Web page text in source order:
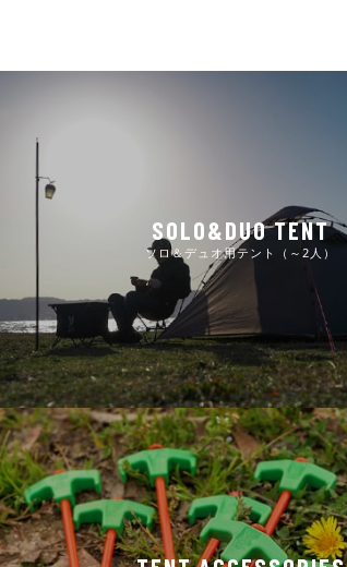
SOLO&DUO TENT
ソロ＆デュオ用テント（～2人）